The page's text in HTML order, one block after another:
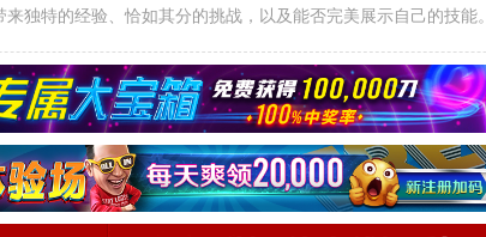
独特的经验、恰如其分的挑战，以及能否完美展示自己的技能。